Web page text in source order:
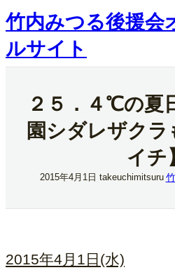
内
容
ス
キ
竹内みつる後援会
ルサイト
２５．４℃の夏
園シダレザクラ
イチ
2015年4月1日 takeuchimitsuru
2015年4月1日(水)